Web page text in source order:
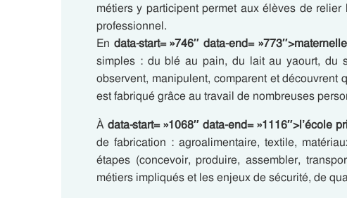
métiers y participent permet aux élèves de
professionnel.
En data-start= »746″ data-end= »773″>maternelle
simples : du blé au pain, du lait au yaourt, du
observent, manipulent, comparent et découvrent
est fabriqué grâce au travail de nombreuses
À data-start= »1068″ data-end= »1116″>l’école
de fabrication : agroalimentaire, textile,
étapes (concevoir, produire, assembler,
métiers impliqués et les enjeux de sécurité, de